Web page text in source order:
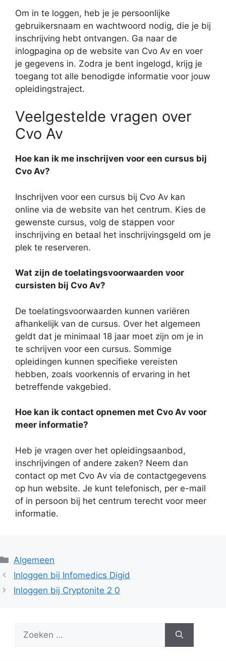
Om in te loggen, heb je je persoonlijke
gebruikersnaam en wachtwoord nodig, die je bij
inschrijving hebt ontvangen. Ga naar de
inlogpagina op de website van Cvo Av en voer
je gegevens in. Zodra je bent ingelogd, krijg je
toegang tot alle benodigde informatie voor jouw
opleidingstraject.
Veelgestelde vragen over
Cvo Av
Hoe kan ik me inschrijven voor een cursus bij
Cvo Av?
Inschrijven voor een cursus bij Cvo Av kan
online via de website van het centrum. Kies de
gewenste cursus, volg de stappen voor
inschrijving en betaal het inschrijvingsgeld om je
plek te reserveren.
Wat zijn de toelatingsvoorwaarden voor
cursisten bij Cvo Av?
De toelatingsvoorwaarden kunnen variëren
afhankelijk van de cursus. Over het algemeen
geldt dat je minimaal 18 jaar moet zijn om je in
te schrijven voor een cursus. Sommige
opleidingen kunnen specifieke vereisten
hebben, zoals voorkennis of ervaring in het
betreffende vakgebied.
Hoe kan ik contact opnemen met Cvo Av voor
meer informatie?
Heb je vragen over het opleidingsaanbod,
inschrijvingen of andere zaken? Neem dan
contact op met Cvo Av via de contactgegevens
op hun website. Je kunt telefonisch, per e-mail
of in persoon bij het centrum terecht voor meer
informatie.
Categorieën
Algemeen
Inloggen bij Infomedics Digid
Inloggen bij Cryptonite 2 0
naar: